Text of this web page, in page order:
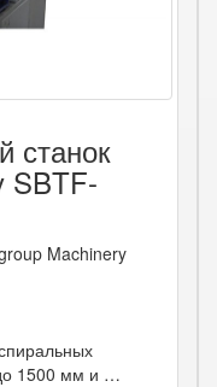
станок
SBTF-
Machinery
1500 мм и …